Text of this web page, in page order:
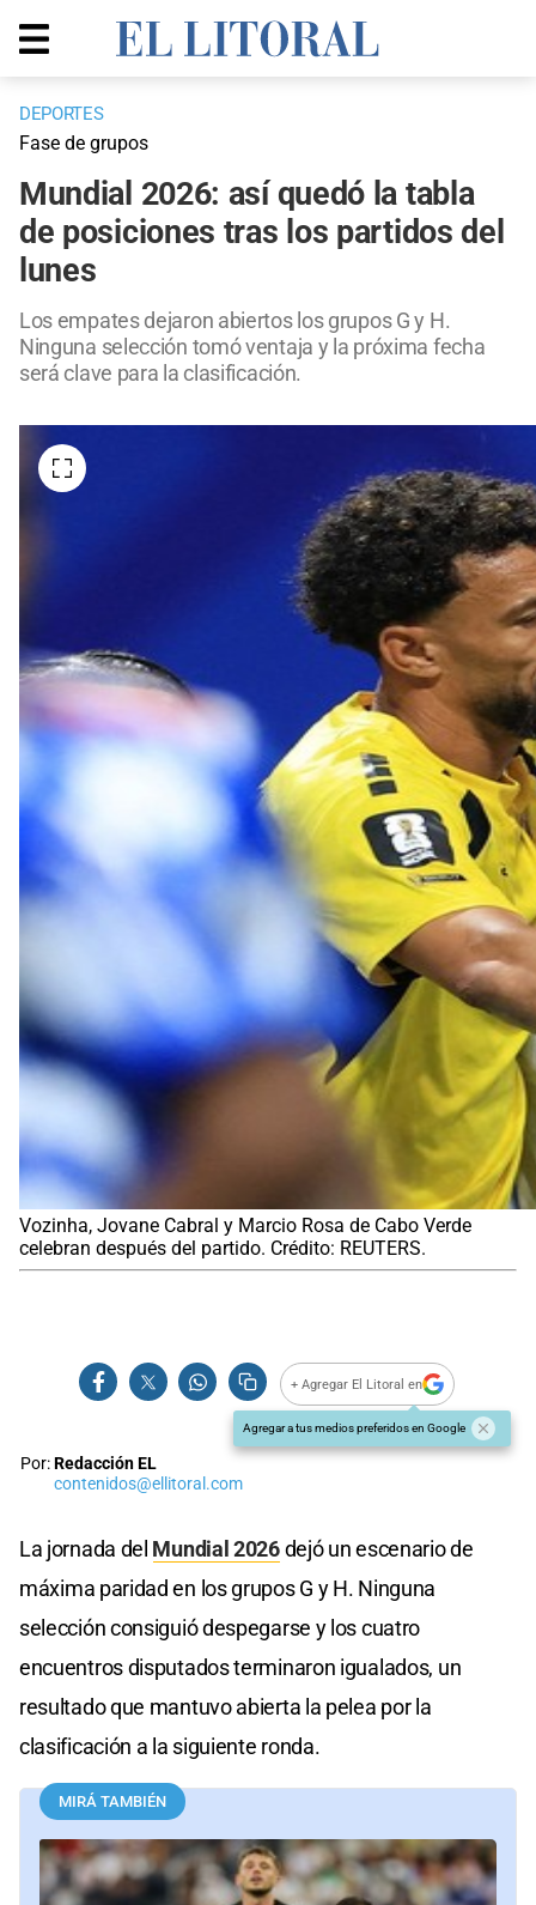
DEPORTES
Fase de grupos
Mundial 2026: así quedó la tabla
de posiciones tras los partidos del
lunes
Los empates dejaron abiertos los grupos G y H.
Ninguna selección tomó ventaja y la próxima fecha
será clave para la clasificación.
Vozinha, Jovane Cabral y Marcio Rosa de Cabo Verde
celebran después del partido. Crédito: REUTERS.
+ Agregar El Litoral en
Agregar a tus medios preferidos en Google
Por:Redacción EL
contenidos@ellitoral.com
La jornada del Mundial 2026dejó un escenario de
máxima paridad en los grupos G y H. Ninguna
selección consiguió despegarse y los cuatro
encuentros disputados terminaron igualados, un
resultado que mantuvo abierta la pelea por la
clasificación a la siguiente ronda.
MIRÁ TAMBIÉN